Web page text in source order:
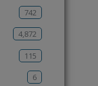
742
4,872
115
6